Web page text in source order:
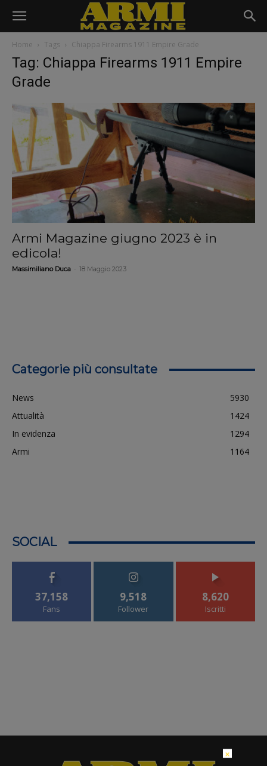
Home Tags Chiappa Firearms 1911 Empire Grade
Tag: Chiappa Firearms 1911 Empire
Grade
Armi Magazine giugno 2023 è in
edicola!
Massimiliano Duca 18 Maggio 2023
Categorie più consultate
News
5930
Attualità
1424
In evidenza
1294
Armi
1164
SOCIAL
37,158
Fans
9,518
Follower
8,620
Iscritti
×